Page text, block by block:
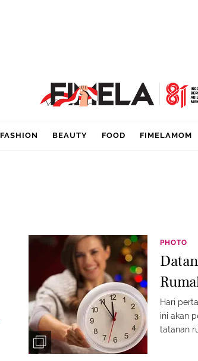
FASHION BEAUTY FOOD FIMELAMOM
PHOTO
Hari
ini akan
tatanan